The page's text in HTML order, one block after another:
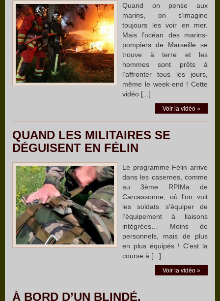
Quand on pense aux
marins, on s’imagine
toujours les voir en mer.
Mais l’océan des marins-
pompiers de Marseille se
trouve à terre et les
hommes sont prêts à
l’affronter tous les jours,
même le week-end ! Cette
vidéo [...]
Voir la vidéo »
QUAND LES MILITAIRES SE
DÉGUISENT EN FÉLIN
Le programme Félin arrive
dans les casernes, comme
au 3ème RPIMa de
Carcassonne, où l’on voit
les soldats s’équiper de
l’équipement à liaisons
intégrées… Moins de
personnels, mais de plus
en plus équipés ! C’est la
course à [...]
Voir la vidéo »
À BORD D’UN BLINDÉ,